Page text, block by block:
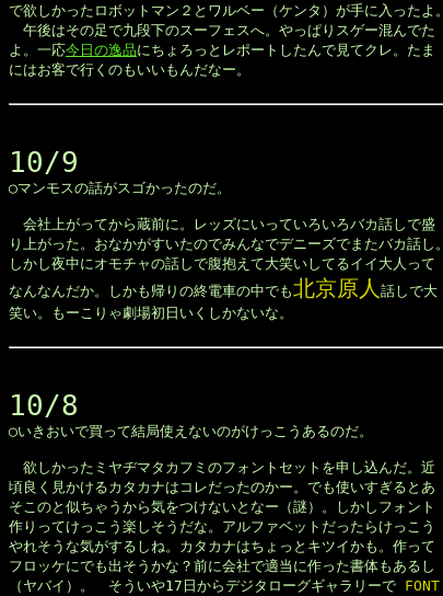
で欲しかったロボットマン２とワルベー（ケンタ）が手に入ったよ。
午後はその足で九段下のスーフェスへ。やっぱりスゲー混んでた
よ。一応今日の逸品にちょろっとレポートしたんで見てクレ。たま
にはお客で行くのもいいもんだなー。
10/9
◯マンモスの話がスゴかったのだ。
会社上がってから蔵前に。レッズにいっていろいろバカ話しで盛
り上がった。おなかがすいたのでみんなでデニーズでまたバカ話し。
しかし夜中にオモチャの話しで腹抱えて大笑いしてるイイ大人って
なんなんだか。しかも帰りの終電車の中でも北京原人 話しで大
笑い。もーこりゃ劇場初日いくしかないな。
10/8
◯いきおいで買って結局使えないのがけっこうあるのだ。
欲しかったミヤヂマタカフミのフォントセットを申し込んだ。近
頃良く見かけるカタカナはコレだったのかー。でも使いすぎるとあ
そこのと似ちゃうから気をつけないとなー（謎）。しかしフォント
作りってけっこう楽しそうだな。アルファベットだったらけっこう
やれそうな気がするしね。カタカナはちょっとキツイかも。作って
フロッケにでも出そうかな？前に会社で適当に作った書体もあるし
（ヤバイ）。　そういや17日からデジタローグギャラリーで FONT